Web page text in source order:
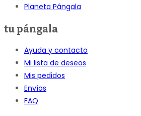
Planeta Pángala
tu pángala
Ayuda y contacto
Mi lista de deseos
Mis pedidos
Envíos
FAQ